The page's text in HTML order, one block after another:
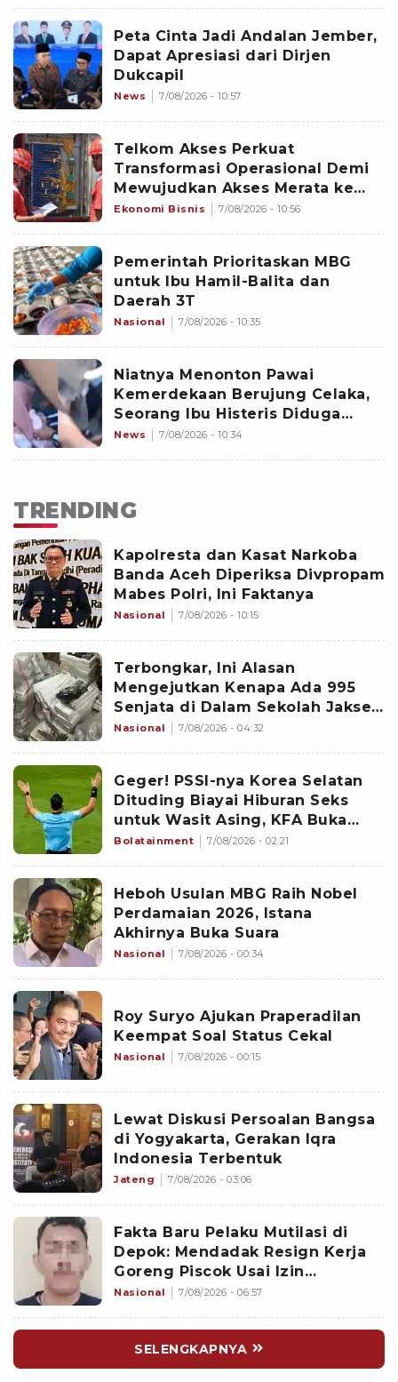
Peta Cinta Jadi Andalan Jember,
Dapat Apresiasi dari Dirjen
Dukcapil
News 7/08/2026 - 10:57
Telkom Akses Perkuat
Transformasi Operasional Demi
Mewujudkan Akses Merata ke
Seluruh Negeri
Ekonomi Bisnis 7/08/2026 - 10:56
Pemerintah Prioritaskan MBG
untuk Ibu Hamil-Balita dan
Daerah 3T
Nasional 7/08/2026 - 10:35
Niatnya Menonton Pawai
Kemerdekaan Berujung Celaka,
Seorang Ibu Histeris Diduga
Ditabrak Oknum Polisi
News 7/08/2026 - 10:34
TRENDING
Kapolresta dan Kasat Narkoba
Banda Aceh Diperiksa Divpropam
Mabes Polri, Ini Faktanya
Nasional 7/08/2026 - 10:15
Terbongkar, Ini Alasan
Mengejutkan Kenapa Ada 995
Senjata di Dalam Sekolah Jaksel
Sejak 2020
Nasional 7/08/2026 - 04:32
Geger! PSSI-nya Korea Selatan
Dituding Biayai Hiburan Seks
untuk Wasit Asing, KFA Buka
Suara
Bolatainment 7/08/2026 - 02:21
Heboh Usulan MBG Raih Nobel
Perdamaian 2026, Istana
Akhirnya Buka Suara
Nasional 7/08/2026 - 00:34
Roy Suryo Ajukan Praperadilan
Keempat Soal Status Cekal
Nasional 7/08/2026 - 00:15
Lewat Diskusi Persoalan Bangsa
di Yogyakarta, Gerakan Iqra
Indonesia Terbentuk
Jateng 7/08/2026 - 03:06
Fakta Baru Pelaku Mutilasi di
Depok: Mendadak Resign Kerja
Goreng Piscok Usai Izin
Interview di Mal
Nasional 7/08/2026 - 06:57
SELENGKAPNYA